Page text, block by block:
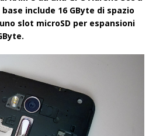
include 16 GByte di spazio
slot microSD per espansioni